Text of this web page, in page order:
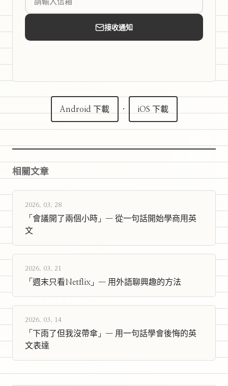
接收通知
Android 下載 · iOS 下載
相關文章
2026. 03. 28
「會議開了兩個小時」— 從一句話開始學商用英
文
2026. 03. 21
「週末只看Netflix」— 用外語聊興趣的方法
2026. 03. 14
「下雨了但我沒帶傘」— 用一句話學會後悔的英
文表達